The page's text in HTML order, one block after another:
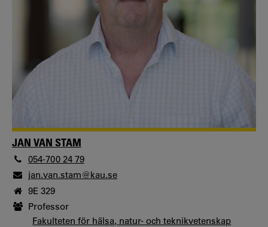
JAN VAN STAM
054-700 24 79
jan.van.stam@kau.se
9E 329
Professor
Fakulteten för hälsa, natur- och teknikvetenskap